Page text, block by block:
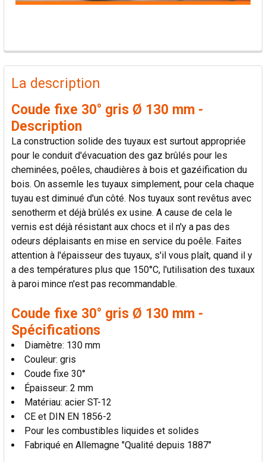
PRODUITS
FRÉQUEMMENT
ACHETÉS
TOUT
SÉLECTIONNER
AJOUTER
LA
SÉLECTION
AU PANIER
La description
Coude fixe 30° gris Ø 130 mm -
Description
La construction solide des tuyaux est surtout appropriée
pour le conduit d'évacuation des gaz brûlés pour les
cheminées, poêles, chaudières à bois et gazéification du
bois. On assemle les tuyaux simplement, pour cela chaque
tuyau est diminué d'un côté. Nos tuyaux sont revêtus avec
senotherm et déjà brûlés ex usine. A cause de cela le
vernis est déjà résistant aux chocs et il n'y a pas des
odeurs déplaisants en mise en service du poêle. Faites
attention à l'épaisseur des tuyaux, s'il vous plaît, quand il y
a des températures plus que 150°C, l'utilisation des tuxaux
à paroi mince n'est pas recommandable.
Coude fixe 30° gris Ø 130 mm -
Spécifications
Diamètre: 130 mm
Couleur: gris
Coude fixe 30°
Épaisseur: 2 mm
Matériau: acier ST-12
CE et DIN EN 1856-2
Pour les combustibles liquides et solides
Fabriqué en Allemagne "Qualité depuis 1887"